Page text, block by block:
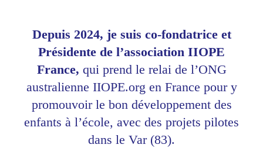
Depuis 2024, je suis co-fondatrice et
Présidente de l’association IIOPE
France, qui prend le relai de l’ONG
australienne IIOPE.org en France pour y
promouvoir le bon développement des
enfants à l’école, avec des projets pilotes
dans le Var (83).